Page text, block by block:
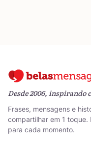
Desde 2006, inspirando
Frases, mensagens e
compartilhar em 1 toque.
para cada momento.